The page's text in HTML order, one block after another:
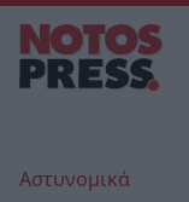
Αστυνομικά